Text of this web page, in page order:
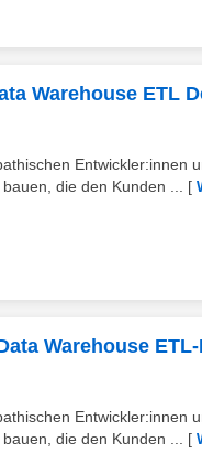
Warehouse ETL
Entwickler:innen
die den Kunden ...
[
Warehouse
Entwickler:innen
die den Kunden ...
[